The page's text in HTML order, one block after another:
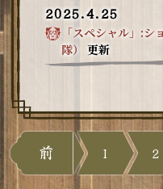
2025.4.25
「スペシャル」:
隊）
更新
1 2